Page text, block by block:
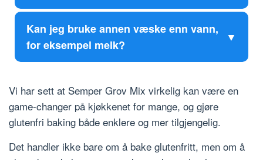
Kan jeg bruke annen væske enn vann,
for eksempel melk?
Vi har sett at Semper Grov Mix virkelig kan være en
game-changer på kjøkkenet for mange, og gjøre
glutenfri baking både enklere og mer tilgjengelig.
Det handler ikke bare om å bake glutenfritt, men om å